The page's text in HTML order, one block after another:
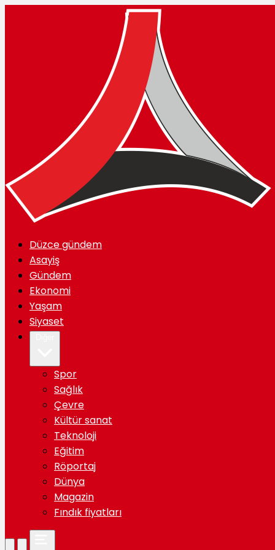
Düzce gündem
Asayiş
Gündem
Ekonomi
Yaşam
Siyaset
Spor
Sağlık
Çevre
Kültür sanat
Teknoloji
Eğitim
Röportaj
Dünya
Magazin
Fındık fiyatları